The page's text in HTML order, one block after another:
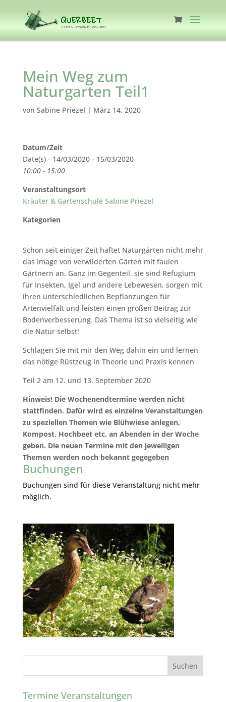
Mein Weg zum
Naturgarten Teil1
von Sabine Priezel | März 14, 2020
Datum/Zeit
Date(s) - 14/03/2020 - 15/03/2020
10:00 - 15:00
Veranstaltungsort
Kräuter & Gartenschule Sabine Priezel
Kategorien
Schon seit einiger Zeit haftet Naturgärten nicht mehr
das Image von verwilderten Gärten mit faulen
Gärtnern an. Ganz im Gegenteil, sie sind Refugium
für Insekten, Igel und andere Lebewesen, sorgen mit
ihren unterschiedlichen Bepflanzungen für
Artenvielfalt und leisten einen großen Beitrag zur
Bodenverbesserung. Das Thema ist so vielseitig wie
die Natur selbst!
Schlagen Sie mit mir den Weg dahin ein und lernen
das nötige Rüstzeug in Theorie und Praxis kennen
Teil 2 am 12. und 13. September 2020
Hinweis! Die Wochenendtermine werden nicht
stattfinden. Dafür wird es einzelne Veranstaltungen
zu speziellen Themen wie Blühwiese anlegen,
Kompost, Hochbeet etc. an Abenden in der Woche
geben. Die neuen Termine mit den jeweiligen
Themen werden noch bekannt gegegeben
Buchungen
Buchungen sind für diese Veranstaltung nicht mehr
möglich.
Termine Veranstaltungen